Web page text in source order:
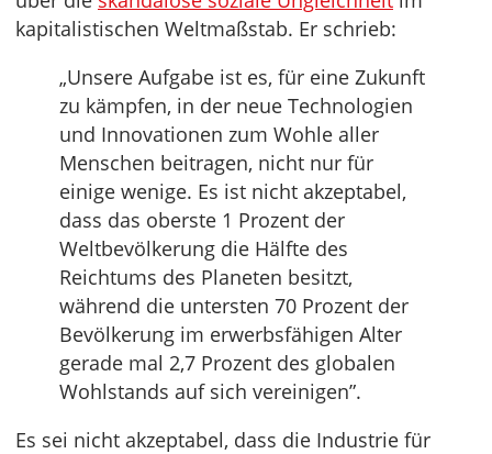
kapitalistischen Weltmaßstab. Er schrieb:
„Unsere Aufgabe ist es, für eine Zukunft
zu kämpfen, in der neue Technologien
und Innovationen zum Wohle aller
Menschen beitragen, nicht nur für
einige wenige. Es ist nicht akzeptabel,
dass das oberste 1 Prozent der
Weltbevölkerung die Hälfte des
Reichtums des Planeten besitzt,
während die untersten 70 Prozent der
Bevölkerung im erwerbsfähigen Alter
gerade mal 2,7 Prozent des globalen
Wohlstands auf sich vereinigen”.
Es sei nicht akzeptabel, dass die Industrie für